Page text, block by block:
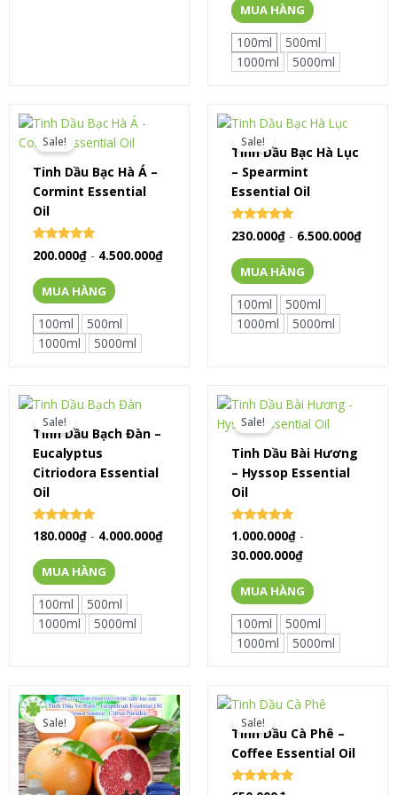
MUA HÀNG
100ml
500ml
1000ml
5000ml
Sale!
Tinh Dầu Bạc Hà Á –
Cormint Essential
Oil
Rated
0
200.000₫ - 4.500.000₫
MUA HÀNG
100ml
500ml
1000ml
5000ml
Sale!
Tinh Dầu Bạc Hà Lục
– Spearmint
Essential Oil
Rated
0
230.000₫ - 6.500.000₫
MUA HÀNG
100ml
500ml
1000ml
5000ml
Sale!
Tinh Dầu Bạch Đàn –
Eucalyptus
Citriodora Essential
Oil
Rated
0
180.000₫ - 4.000.000₫
MUA HÀNG
100ml
500ml
1000ml
5000ml
Sale!
Tinh Dầu Bài Hương
– Hyssop Essential
Oil
Rated
0
out of 5
1.000.000₫ -
30.000.000₫
MUA HÀNG
100ml
500ml
1000ml
5000ml
Sale! Sale!
Tinh Dầu Cà Phê –
Coffee Essential Oil